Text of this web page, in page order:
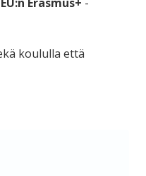
koululla että